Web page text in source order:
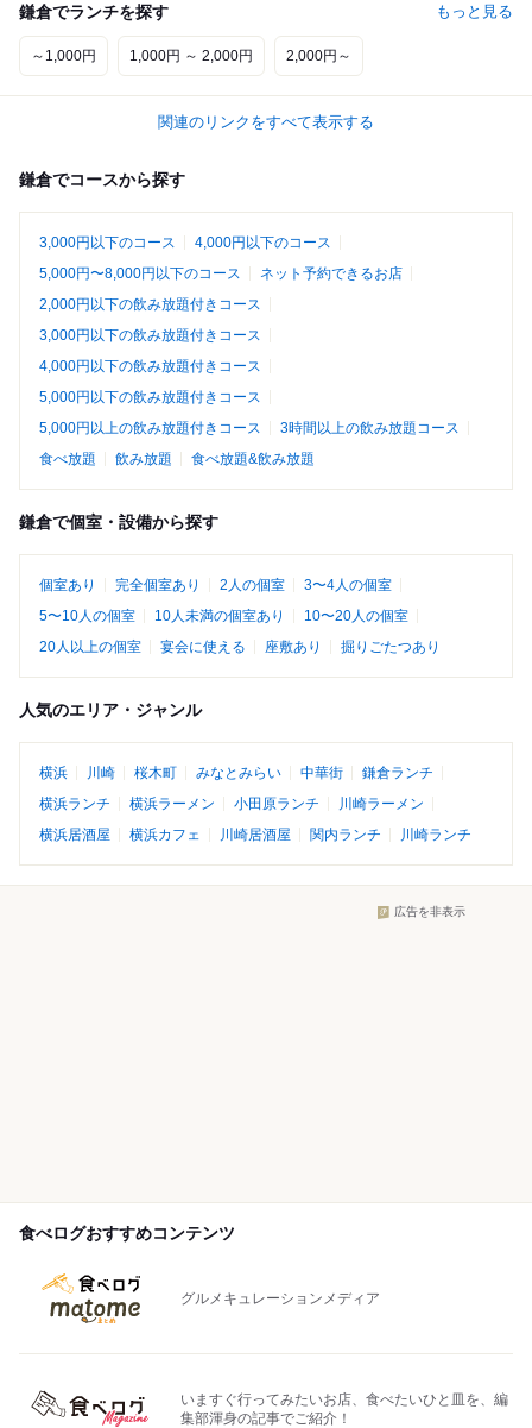
鎌倉でランチを探す もっと見る
～1,000円 1,000円 ～ 2,000円 2,000円～
関連のリンクをすべて表示する
鎌倉でコースから探す
3,000円以下のコース
4,000円以下のコース
5,000円〜8,000円以下のコース
ネット予約できるお店
2,000円以下の飲み放題付きコース
3,000円以下の飲み放題付きコース
4,000円以下の飲み放題付きコース
5,000円以下の飲み放題付きコース
5,000円以上の飲み放題付きコース
3時間以上の飲み放題コース
食べ放題
飲み放題 食べ放題&飲み放題
鎌倉で個室・設備から探す
個室あり 完全個室あり 2人の個室
3〜4人の個室
5〜10人の個室
10人未満の個室あり
10〜20人の個室
20人以上の個室
宴会に使える 座敷あり 掘りごたつあり
人気のエリア・ジャンル
横浜 川崎 桜木町 みなとみらい 中華街
鎌倉ランチ
横浜ランチ
横浜ラーメン 小田原ランチ
川崎ラーメン
横浜居酒屋
横浜カフェ 川崎居酒屋 関内ランチ 川崎ランチ
広告を非表示
食べログおすすめコンテンツ
グルメキュレーションメディア
いますぐ行ってみたいお店、食べたいひと皿を、編
集部渾身の記事でご紹介！